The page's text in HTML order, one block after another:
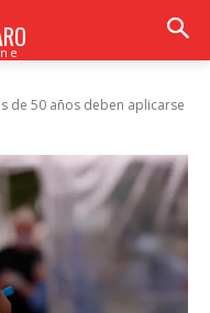
de 50 años deben aplicarse